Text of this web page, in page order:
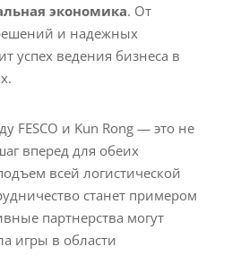
экономика. От
и надежных
успех ведения бизнеса в
FESCO и Kun Rong — это не
вперед для обеих
всей логистической
станет примером
партнерства могут
игры в области